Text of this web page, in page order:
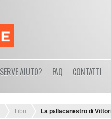
SERVE AIUTO? FAQ CONTATTI
Libri La pallacanestro di
Nome